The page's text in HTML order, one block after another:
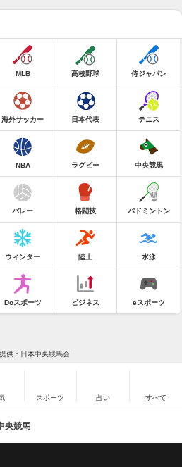
MLB 高校野球 侍ジャパン
海外サッカー 日本代表 テニス
NBA ラグビー 中央競馬
バレー 格闘技 バドミントン
ウィンター 陸上 水泳
Doスポーツ ビジネス eスポーツ
供：日本中央競馬会
スポーツ 占い すべて
央競馬